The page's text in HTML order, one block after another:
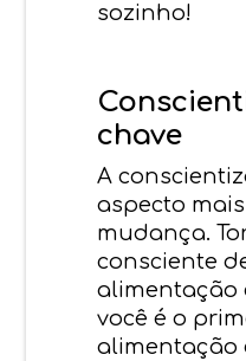
sozinho!
chave
A
aspecto
mudança.
consciente
alimentação
você é o
alimentação